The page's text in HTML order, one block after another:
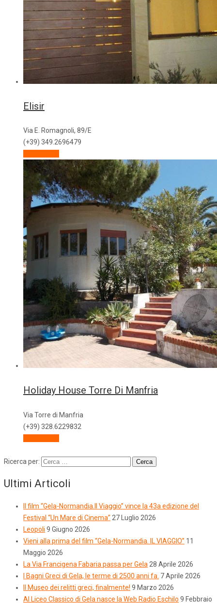
Elisir
Via E. Romagnoli, 89/E
(+39) 349.2696479
Holiday House Torre Di Manfria
Via Torre di Manfria
(+39) 328.6229832
Ricerca per:
Ultimi Articoli
Il film “Gela-Normandia.Il Viaggio” vince la 43a edizione del
Festival “Un Mare di Cinema” 27 Luglio 2026
Leopoli 9 Giugno 2026
Vieni alla prima del film “Gela-Normandia. IL VIAGGIO” 11
Maggio 2026
La Via Francigena Fabaria passa per Gela 28 Aprile 2026
I Bagni Greci di Gela, le terme di 2500 anni fa. 7 Aprile 2026
Il Museo dei relitti greci, finalmente! 9 Marzo 2026
Al Liceo Classico di Gela nasce la Web Radio Eschilo 9 Febbraio